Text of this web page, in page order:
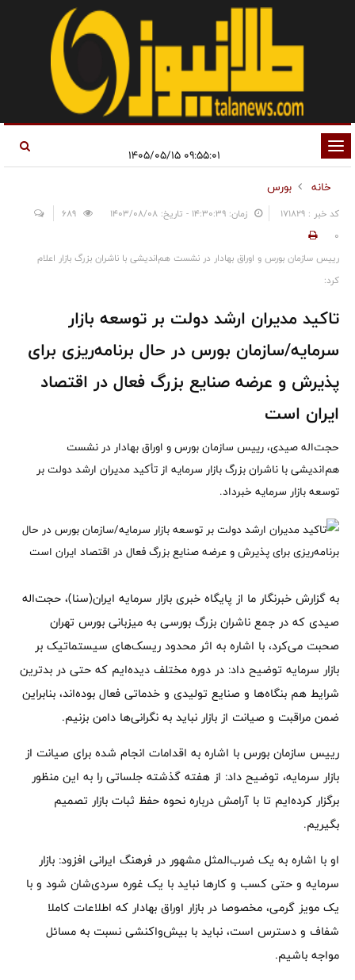
تغییر
وضعیت
ناوبری
خانه
بورس
کد خبر : 171829 زمان: ۱۴:۳۰:۳۹ - تاریخ: ۱۴۰۳/۰۸/۰۸
0
رییس سازمان بورس و اوراق بهادار در نشست هم‌اندیشی با ناشران بزرگ بازار اعلام
کرد:
تاکید مدیران ارشد دولت بر توسعه بازار
سرمایه/سازمان بورس در حال برنامه‌ریزی برای
پذیرش و عرضه صنایع بزرگ فعال در اقتصاد
ایران است
حجت‌اله صیدی، رییس سازمان بورس و اوراق بهادار در نشست
هم‌اندیشی با ناشران بزرگ بازار سرمایه از تأکید مدیران ارشد دولت بر
توسعه بازار سرمایه خبرداد.
به گزارش خبرنگار ما از پایگاه خبری بازار سرمایه ایران(سنا)، حجت‌اله
صیدی که در جمع ناشران بزرگ بورسی به میزبانی بورس تهران
صحبت می‌کرد، با اشاره به اثر محدود ریسک‌های سیستماتیک بر
بازار سرمایه توضیح داد: در دوره مختلف دیده‌ایم که حتی در بدترین
شرایط هم بنگاه‌ها و صنایع تولیدی و خدماتی فعال بوده‌اند، بنابراین
ضمن مراقبت و صیانت از بازار نباید به نگرانی‌ها دامن بزنیم.
رییس سازمان بورس با اشاره به اقدامات انجام شده برای صیانت از
بازار سرمایه، توضیح داد: از هفته گذشته جلساتی را به این منظور
برگزار کرده‌ایم تا با آرامش درباره نحوه حفظ ثبات بازار تصمیم
بگیریم.
او با اشاره به یک ضرب‌المثل مشهور در فرهنگ ایرانی افزود: بازار
سرمایه و حتی کسب و کارها نباید با یک غوره سردی‌شان شود و با
یک مویز گرمی، مخصوصا در بازار اوراق بهادار که اطلاعات کاملا
شفاف و دسترس است، نباید با بیش‌واکنشی نسبت به مسائل
مواجه باشیم.